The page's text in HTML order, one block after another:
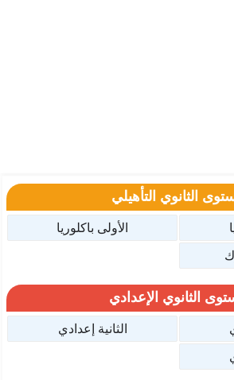
الثانوي التأهيلي
الأولى باكلوريا
الثانوي الإعدادي
الثانية إعدادي